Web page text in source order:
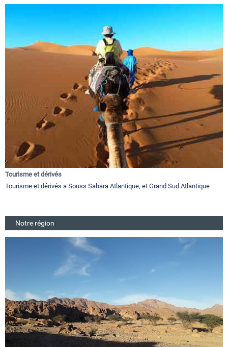
Tourisme et dérivés
Tourisme et dérivés a Souss Sahara Atlantique, et Grand Sud Atlantique
Notre région